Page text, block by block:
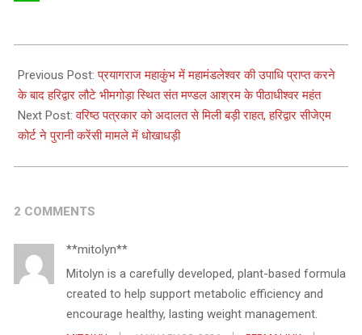
02-
17
Previous Post:प्रयागराज महाकुंभ में महामंडलेश्वर की उपाधि प्राप्त करने
के बाद हरिद्वार लौटे भीमगोड़ा स्थित संत मण्डल आश्रम के पीठाधीश्वर महंत
Next Post:वरिष्ठ पत्रकार को अदालत से मिली बड़ी राहत, हरिद्वार सीजेएम
कोर्ट ने पुरानी करेंसी मामले में धोखाधड़ी
2 COMMENTS
**mitolyn**
Mitolyn is a carefully developed, plant-based formula
created to help support metabolic efficiency and
encourage healthy, lasting weight management.